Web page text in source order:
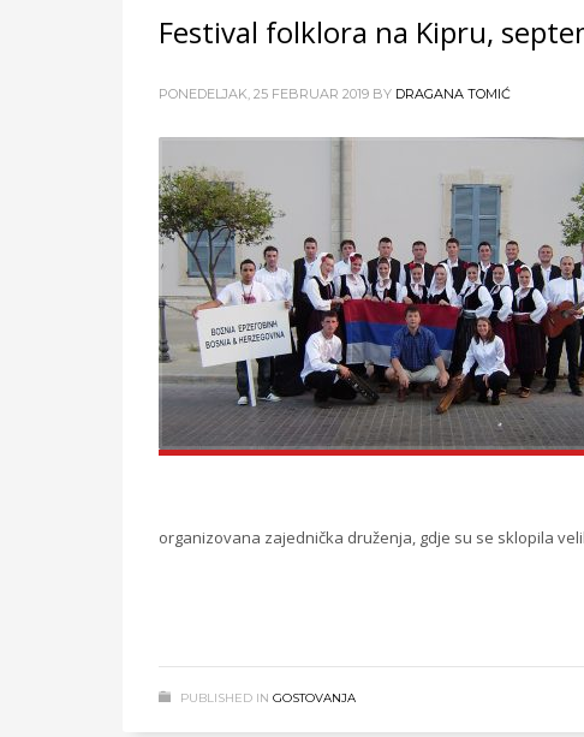
Festival folklora na Kipru,
PONEDELJAK, 25 FEBRUAR 2019 BY DRAGANA TOMIĆ
organizovana zajednička druženja, gdje su se sklopila
PUBLISHED IN GOSTOVANJA